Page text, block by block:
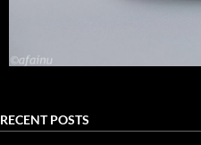
RECENT POSTS